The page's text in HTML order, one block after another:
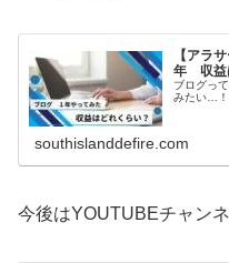
【アラ
年 収益
ブログっ
みたい…！
southislanddefire.com
今後はYOUTUBEチャン